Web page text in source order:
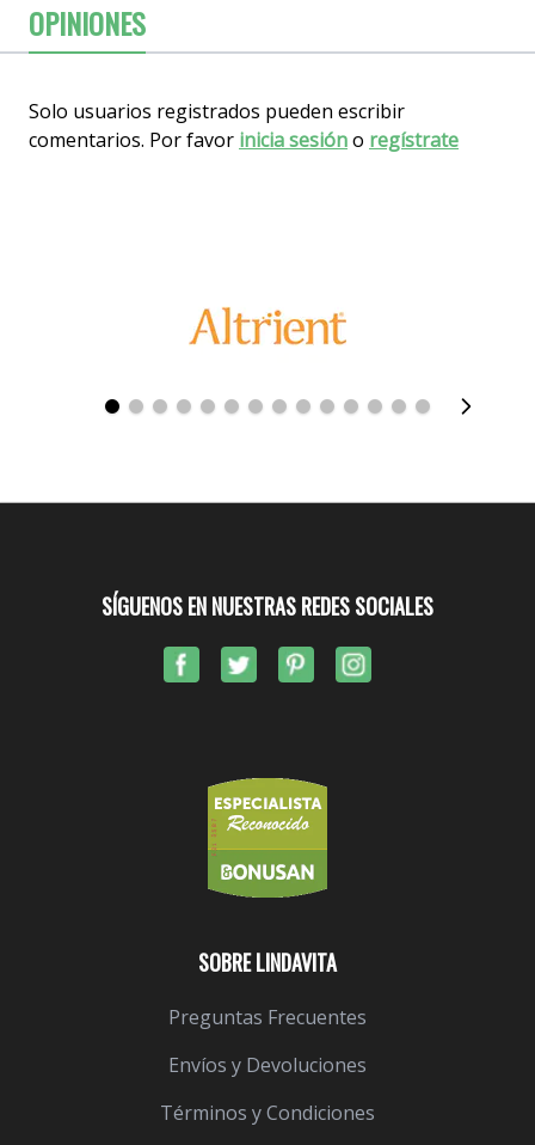
OPINIONES
Solo usuarios registrados pueden escribir
comentarios. Por favor inicia sesióno regístrate
SOBRE LINDAVITA
Preguntas Frecuentes
Envíos y Devoluciones
Términos y Condiciones
SÍGUENOS EN NUESTRAS REDES SOCIALES